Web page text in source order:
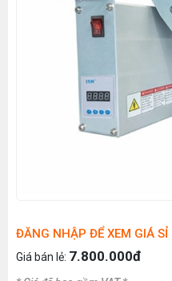
ĐĂNG NHẬP ĐỂ XEM GIÁ SỈ
Giá bán lẻ: 7.800.000đ